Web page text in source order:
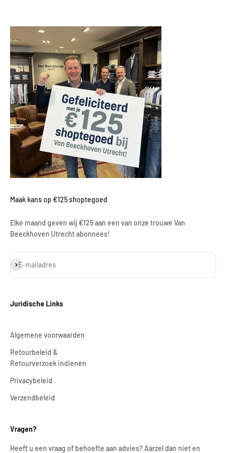
Maak kans op €125 shoptegoed
Elke maand geven wij €125 aan een van onze trouwe Van
Beeckhoven Utrecht abonnees!
E-mailadres
Abonneren
Juridische Links
Algemene voorwaarden
Retourbeleid &
Retourverzoek indienen
Privacybeleid
Verzendbeleid
Vragen?
Heeft u een vraag of behoefte aan advies? Aarzel dan niet en